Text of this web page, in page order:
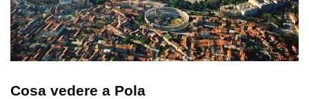
Cosa vedere a Pola